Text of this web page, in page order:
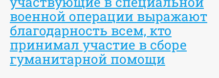
военной операции выражают
благодарность всем, кто
принимал участие в сборе
гуманитарной помощи